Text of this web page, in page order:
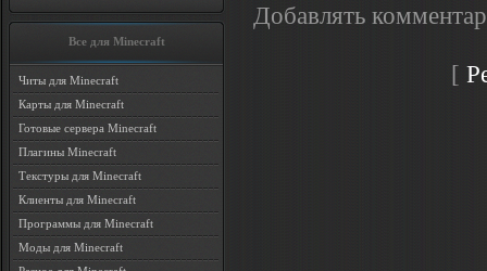
Все для Minecraft
Читы для Minecraft
Карты для Minecraft
Готовые сервера Minecraft
Плагины Minecraft
Текстуры для Minecraft
Клиенты для Minecraft
Программы для Minecraft
Моды для Minecraft
Добавлять
[